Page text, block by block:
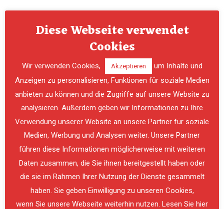
PREVIOUS
Diese Webseite verwendet
Cookies
Wir verwenden Cookies, Akzeptieren
um Inhalte und
Anzeigen zu personalisieren, Funktionen für soziale Medien
anbieten zu können und die Zugriffe auf unsere Website zu
analysieren. Außerdem geben wir Informationen zu Ihre
Verwendung unserer Website an unsere Partner für soziale
Medien, Werbung und Analysen weiter. Unsere Partner
führen diese Informationen möglicherweise mit weiteren
Daten zusammen, die Sie ihnen bereitgestellt haben oder
die sie im Rahmen Ihrer Nutzung der Dienste gesammelt
haben. Sie geben Einwilligung zu unseren Cookies,
wenn Sie unsere Webseite weiterhin nutzen. Lesen Sie hier